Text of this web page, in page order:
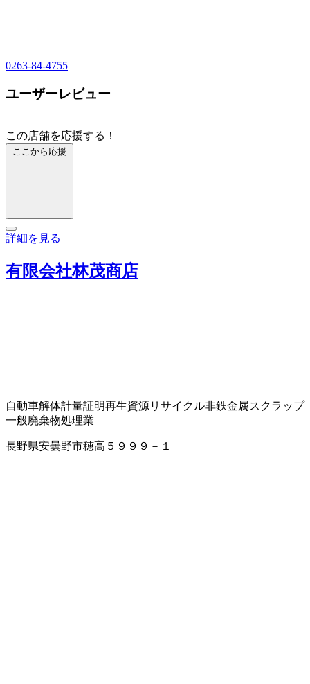
0263-84-4755
ユーザーレビュー
この店舗を応援する！
ここから応援
詳細を見る
有限会社林茂商店
自動車解体計量証明再生資源リサイクル非鉄金属スクラップ
一般廃棄物処理業
長野県安曇野市穂高５９９９－１